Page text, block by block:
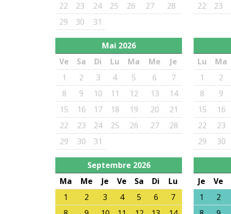
22
23 24 25 26 27
28
29
30 31
22
23
Mai 2026
Ve
Sa Di Lu Ma Me
Je
1
2 3 4 5 6
7
8
9 10 11 12 13
14
15
16 17 18 19 20
21
22
23 24 25 26 27
28
29
30 31
Lu
Ma
1
2
8
9
15
16
22
23
29
30
Septembre 2026
Ma
Me Je Ve Sa Di
Lu
1
2 3 4 5 6
7
Je
Ve
1
2